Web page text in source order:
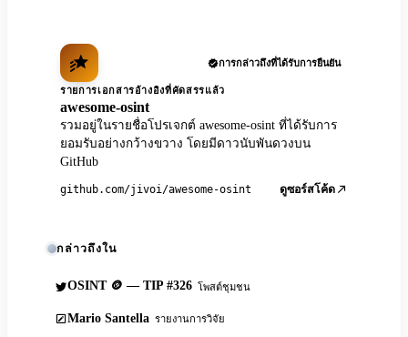
การกล่าวถึงที่ได้รับการยืนยัน
รายการเอกสารอ้างอิงที่คัดสรรแล้ว
awesome-osint
รวมอยู่ในรายชื่อโปรเจกต์ awesome-osint ที่ได้รับการ
ยอมรับอย่างกว้างขวาง โดยมีดาวนับพันดวงบน
GitHub
github.com/jivoi/awesome-osint ดูซอร์สโค้ด
กล่าวถึงใน
OSINT 🪙 — TIP #326 โพสต์ชุมชน
Mario Santella รายงานการวิจัย